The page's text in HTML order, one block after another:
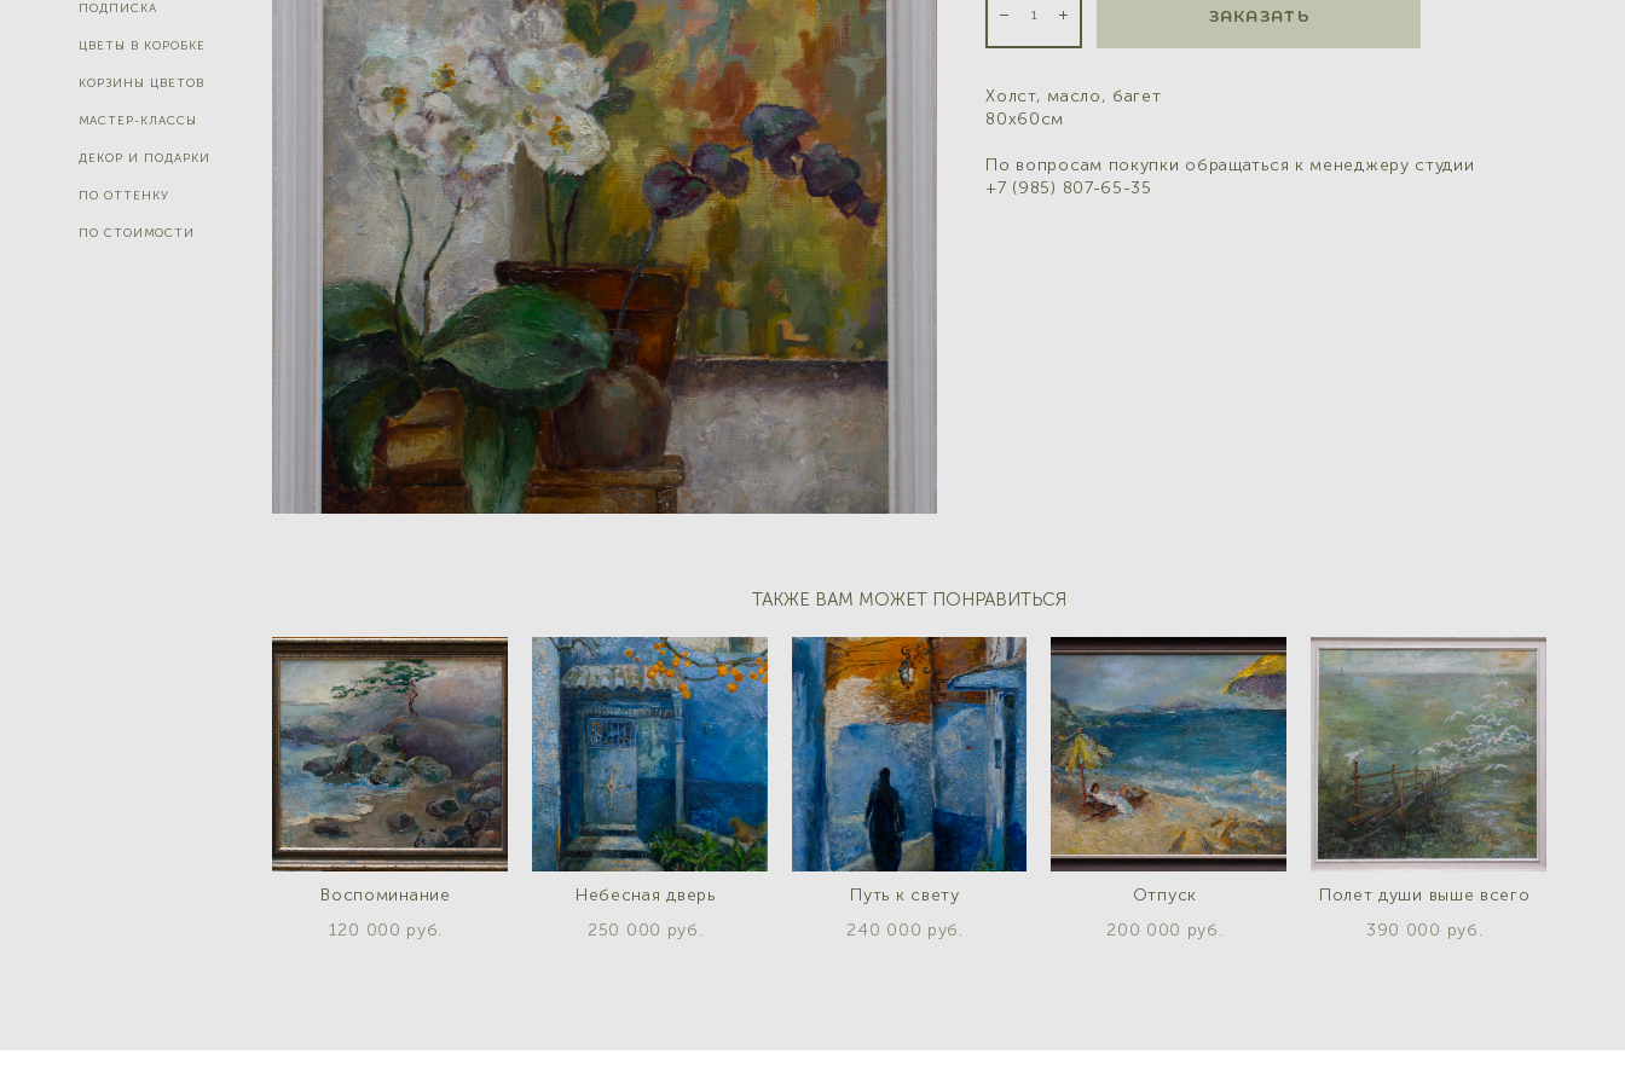
ПОДПИСКА
ЦВЕТЫ В КОРОБКЕ
КОРЗИНЫ ЦВЕТОВ
МАСТЕР-КЛАССЫ
ДЕКОР И ПОДАРКИ
ПО ОТТЕНКУ
ПО СТОИМОСТИ
ЗАКАЗАТЬ
Холст, масло, багет
80х60см
По вопросам покупки обращаться к менеджеру студии
+7 (985) 807-65-35
ТАКЖЕ ВАМ МОЖЕТ ПОНРАВИТЬСЯ
Воспоминание
120 000 pуб.
Небесная дверь
250 000 pуб.
Путь к свету
240 000 pуб.
Отпуск
200 000 pуб.
Полет души выше всего
390 000 pуб.